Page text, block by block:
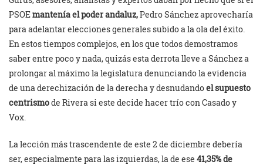
PSOEmantenía el poder andaluz,Pedro Sánchez aprovecharía
para adelantar elecciones generales subido a la ola del éxito.
En estos tiempos complejos, en los que todos demostramos
saber entre poco y nada, quizás esta derrota lleve a Sánchez a
prolongar al máximo la legislatura denunciando la evidencia
de una derechización de la derecha y desnudandoel supuesto
centrismode Rivera si este decide hacer trío con Casado y
Vox.
La lección más trascendente de este 2 de diciembre debería
ser, especialmente para las izquierdas, la de ese 41,35% de